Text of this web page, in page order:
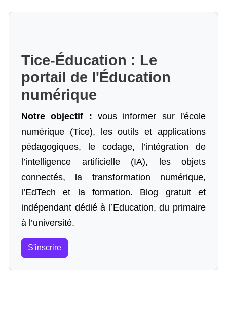
Tice-Éducation : Le
portail de l'Éducation
numérique
Notre objectif : vous informer sur l'école
numérique (Tice), les outils et applications
pédagogiques, le codage,
l’intégration de
l’intelligence artificielle (IA), les objets
connectés, la transformation numérique,
l’EdTech et la formation. Blog gratuit et
indépendant dédié à l’Education, du primaire
à l’université.
S'inscrire